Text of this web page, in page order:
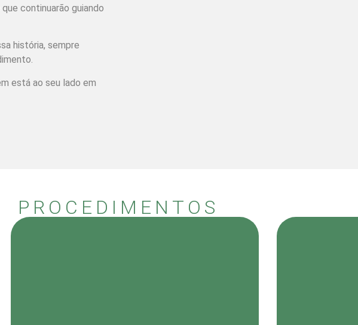
continuarão guiando
história, sempre
está ao seu lado em
PROCEDIMENTOS